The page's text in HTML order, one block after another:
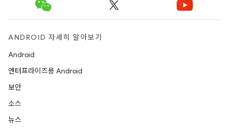
ANDROID 자세히 알아보기
Android
엔터프라이즈용 Android
보안
소스
뉴스